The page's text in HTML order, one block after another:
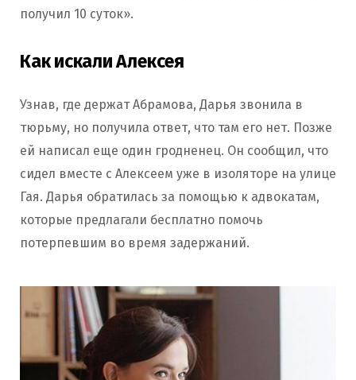
получил 10 суток».
Как искали Алексея
Узнав, где держат Абрамова, Дарья звонила в
тюрьму, но получила ответ, что там его нет. Позже
ей написал еще один гродненец. Он сообщил, что
сидел вместе с Алексеем уже в изоляторе на улице
Гая. Дарья обратилась за помощью к адвокатам,
которые предлагали бесплатно помочь
потерпевшим во время задержаний.